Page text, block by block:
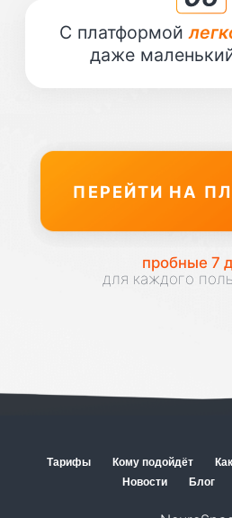
Тарифы Кому подойдёт
Новости
Блог